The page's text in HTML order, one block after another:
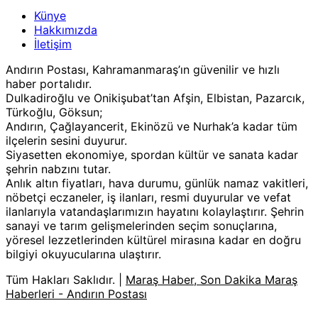
Künye
Hakkımızda
İletişim
Andırın Postası, Kahramanmaraş’ın güvenilir ve hızlı
haber portalıdır.
Dulkadiroğlu ve Onikişubat’tan Afşin, Elbistan, Pazarcık,
Türkoğlu, Göksun;
Andırın, Çağlayancerit, Ekinözü ve Nurhak’a kadar tüm
ilçelerin sesini duyurur.
Siyasetten ekonomiye, spordan kültür ve sanata kadar
şehrin nabzını tutar.
Anlık altın fiyatları, hava durumu, günlük namaz vakitleri,
nöbetçi eczaneler, iş ilanları, resmi duyurular ve vefat
ilanlarıyla vatandaşlarımızın hayatını kolaylaştırır. Şehrin
sanayi ve tarım gelişmelerinden seçim sonuçlarına,
yöresel lezzetlerinden kültürel mirasına kadar en doğru
bilgiyi okuyucularına ulaştırır.
Tüm Hakları Saklıdır. | Maraş Haber, Son Dakika Maraş
Haberleri - Andırın Postası